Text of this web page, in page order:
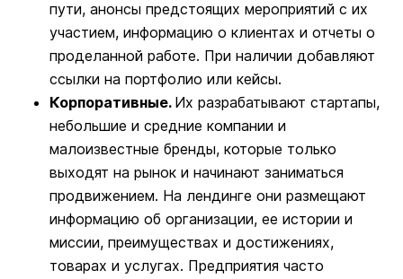
пути, анонсы предстоящих мероприятий с их
участием, информацию о клиентах и отчеты о
проделанной работе. При наличии добавляют
ссылки на портфолио или кейсы.
Корпоративные. Их разрабатывают стартапы,
небольшие и средние компании и
малоизвестные бренды, которые только
выходят на рынок и начинают заниматься
продвижением. На лендинге они размещают
информацию об организации, ее истории и
миссии, преимуществах и достижениях,
товарах и услугах. Предприятия часто